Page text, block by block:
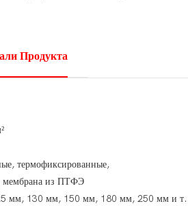
Продукта
термофиксированные,
мембрана из ПТФЭ
мм, 130 мм, 150 мм, 180 мм, 250 мм и т.